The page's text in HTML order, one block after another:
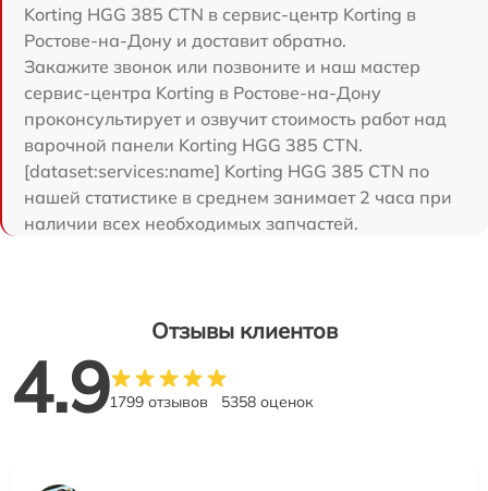
Korting HGG 385 CTN в сервис-центр Korting в
Ростове-на-Дону и доставит обратно.
Закажите звонок или позвоните и наш мастер
сервис-центра Korting в Ростове-на-Дону
проконсультирует и озвучит стоимость работ над
варочной панели Korting HGG 385 CTN.
[dataset:services:name] Korting HGG 385 CTN по
нашей статистике в среднем занимает 2 часа при
наличии всех необходимых запчастей.
Отзывы клиентов
4.91799 отзывов 5358 оценок